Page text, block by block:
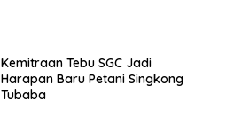
Kemitraan Tebu SGC Jadi
Harapan Baru Petani Singkong
Tubaba